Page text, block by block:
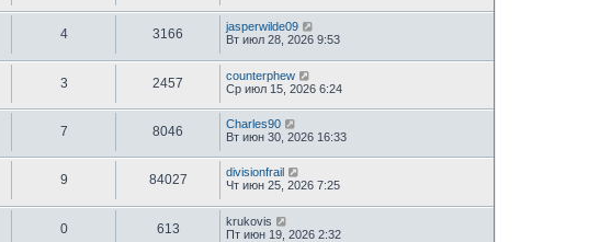
4 3166
jasperwilde09
Вт июл 28, 2026 9:53
3 2457
counterphew
Ср июл 15, 2026 6:24
7 8046
Charles90
Вт июн 30, 2026 16:33
9 84027
divisionfrail
Чт июн 25, 2026 7:25
0 613
krukovis
Пт июн 19, 2026 2:32